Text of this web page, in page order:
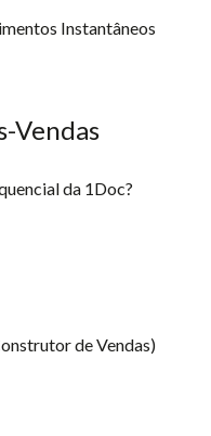
Instantâneos
Vendas
da 1Doc?
de Vendas)